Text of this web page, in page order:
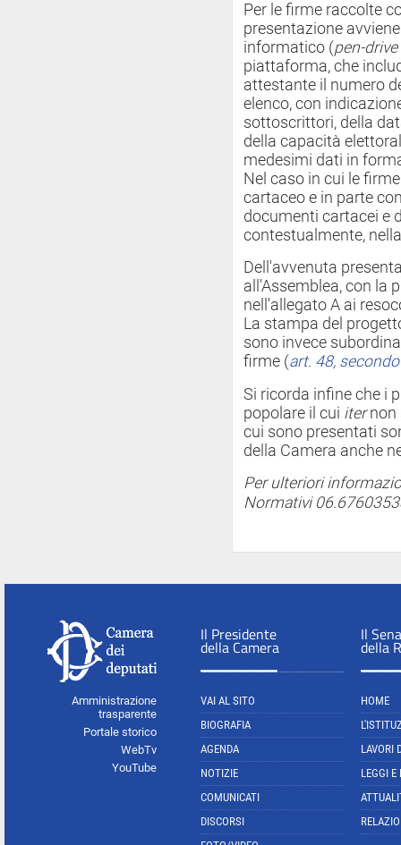
Per le firme raccolte
presentazione
informatico (pen-drive
piattaforma, che
attestante il numero
elenco, con
sottoscrittori, della
della capacità
medesimi dati in
Nel caso in cui le
cartaceo e in parte
documenti cartacei e
contestualmente,
Dell'avvenuta
all'Assemblea, con la
nell'allegato A ai
La stampa del
sono invece
firme (art. 48,
Si ricorda infine che i
popolare il cui iternon
cui sono presentati
della Camera anche
Per ulteriori
Normativi
Amministrazione
trasparente
Portale storico
WebTv
YouTube
Il Presidente
della Camera
VAI AL SITO
BIOGRAFIA
AGENDA
NOTIZIE
COMUNICATI
DISCORSI
Il
della
HOME
LAVORI
LEGGI E